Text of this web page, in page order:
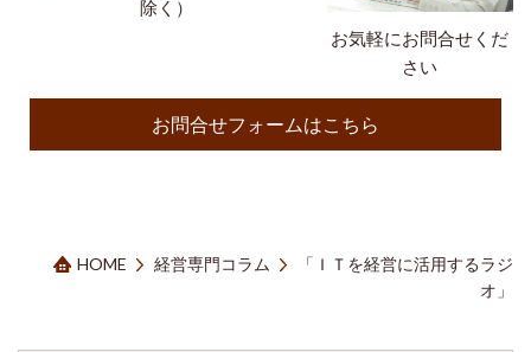
お気軽にお問合せくだ
さい
除く）
お問合せフォームはこちら
HOME 経営専門コラム
「ＩＴを経営に活用するラジ
オ」